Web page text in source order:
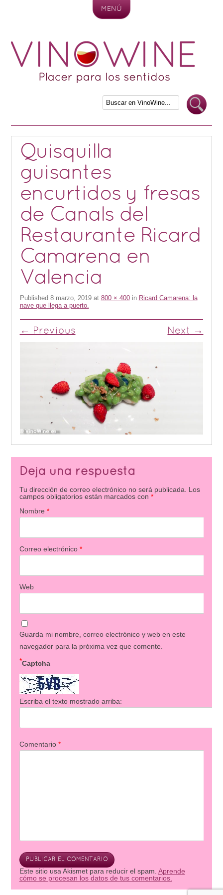
MENÚ
Quisquilla
guisantes
encurtidos y fresas
de Canals del
Restaurante Ricard
Camarena en
Valencia
Published 8 marzo, 2019at 800 × 400in Ricard Camarena: la
nave que llega a puerto.
← Previous Next →
Deja una respuesta
Tu dirección de correo electrónico no será publicada.
Los
campos obligatorios están marcados con *
Nombre *
Correo electrónico *
Web
Guarda mi nombre, correo electrónico y web en este
navegador para la próxima vez que comente.
Captcha
*
Escriba el texto mostrado arriba:
Comentario *
Este sitio usa Akismet para reducir el spam. Aprende
cómo se procesan los datos de tus comentarios.